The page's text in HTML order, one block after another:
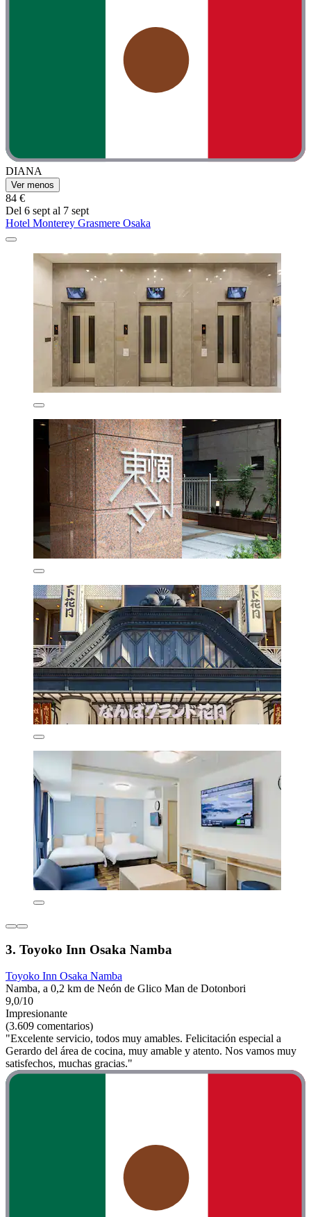
DIANA
Ver menos
84 €
Del 6 sept al 7 sept
Hotel Monterey Grasmere Osaka
3. Toyoko Inn Osaka Namba
Toyoko Inn Osaka Namba
Namba, a 0,2 km de Neón de Glico Man de Dotonbori
9,0/10
Impresionante
(3.609 comentarios)
"Excelente servicio, todos muy amables. Felicitación especial a
Gerardo del área de cocina, muy amable y atento. Nos vamos muy
satisfechos, muchas gracias."